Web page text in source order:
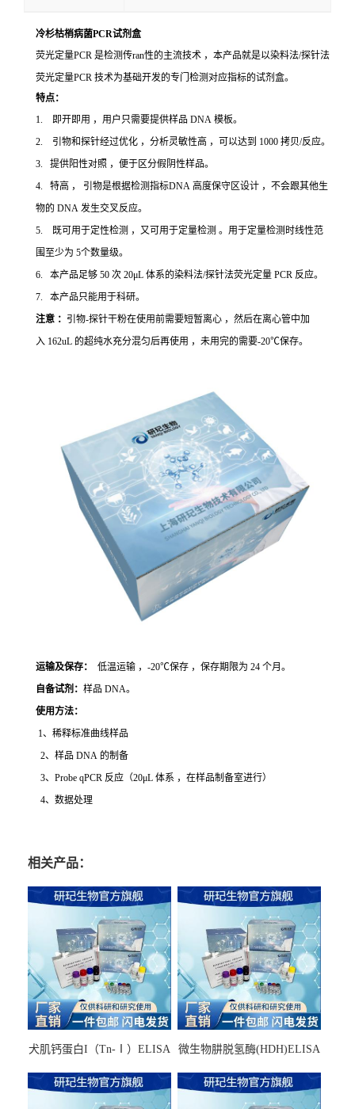
冷杉枯梢病菌PCR试剂盒
荧光定量PCR 是检测传ran性的主流技术 ，本产品就是以染料法/探针法
荧光定量PCR 技术为基础开发的专门检测对应指标的试剂盒。
特点：
1. 即开即用 ，用户只需要提供样品 DNA 模板。
2. 引物和探针经过优化 ，分析灵敏性高 ，可以达到 1000 拷贝/反应。
3. 提供阳性对照 ，便于区分假阴性样品。
4. 特高 ， 引物是根据检测指标DNA 高度保守区设计 ，不会跟其他生
物的 DNA 发生交叉反应。
5. 既可用于定性检测 ，又可用于定量检测 。用于定量检测时线性范
围至少为 5个数量级。
6. 本产品足够 50 次 20μL 体系的染料法/探针法荧光定量 PCR 反应。
7. 本产品只能用于科研。
注意 ： 引物-探针干粉在使用前需要短暂离心 ，然后在离心管中加
入 162uL 的超纯水充分混匀后再使用 ，未用完的需要-20℃保存。
运输及保存：
低温运输 ，-20℃保存 ，保存期限为 24 个月。
自备试剂： 样品 DNA。
使用方法：
1、稀释标准曲线样品
2、样品 DNA 的制备
3、Probe qPCR 反应（20μL 体系 ，在样品制备室进行）
4、数据处理
相关产品：
犬肌钙蛋白I（Tn-Ⅰ）ELISA
微生物肼脱氢酶(HDH)ELISA